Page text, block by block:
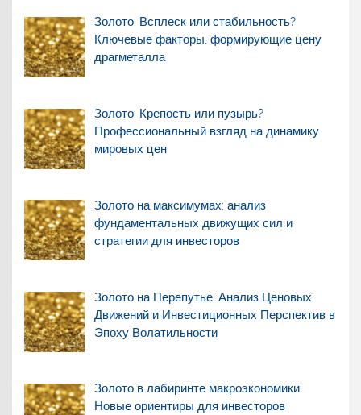
Золото: Всплеск или стабильность?
Ключевые факторы, формирующие цену
драгметалла
Золото: Крепость или пузырь?
Профессиональный взгляд на динамику
мировых цен
Золото на максимумах: анализ
фундаментальных движущих сил и
стратегии для инвесторов
Золото на Перепутье: Анализ Ценовых
Движений и Инвестиционных Перспектив в
Эпоху Волатильности
Золото в лабиринте макроэкономики:
Новые ориентиры для инвесторов